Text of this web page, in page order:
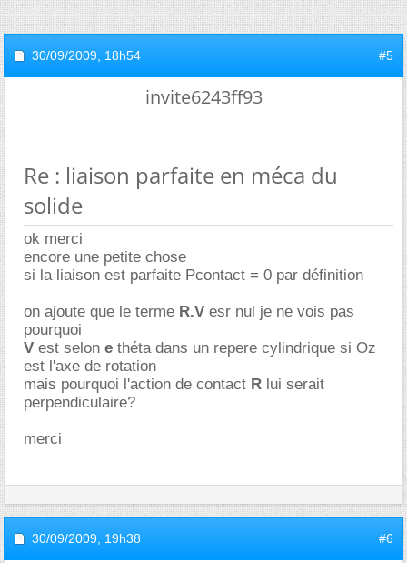
30/09/2009, 18h54 #5
invite6243ff93
Re : liaison parfaite en méca du
solide
ok merci
encore une petite chose
si la liaison est parfaite Pcontact = 0 par définition
on ajoute que le terme R.V esr nul je ne vois pas
pourquoi
V est selon e théta dans un repere cylindrique si Oz
est l'axe de rotation
mais pourquoi l'action de contact R lui serait
perpendiculaire?
merci
30/09/2009, 19h38 #6